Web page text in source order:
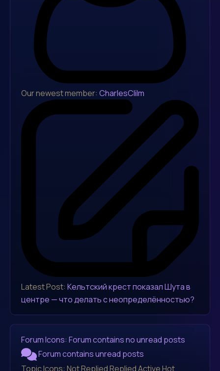
Our newest member: CharlesClilm
Latest Post: Кельтский крест показал Шута в
центре — что делать с неопределённостью?
Forum Icons: Forum contains no unread posts
Forum contains unread posts
Topic Icons: Not RepliedRepliedActiveHot